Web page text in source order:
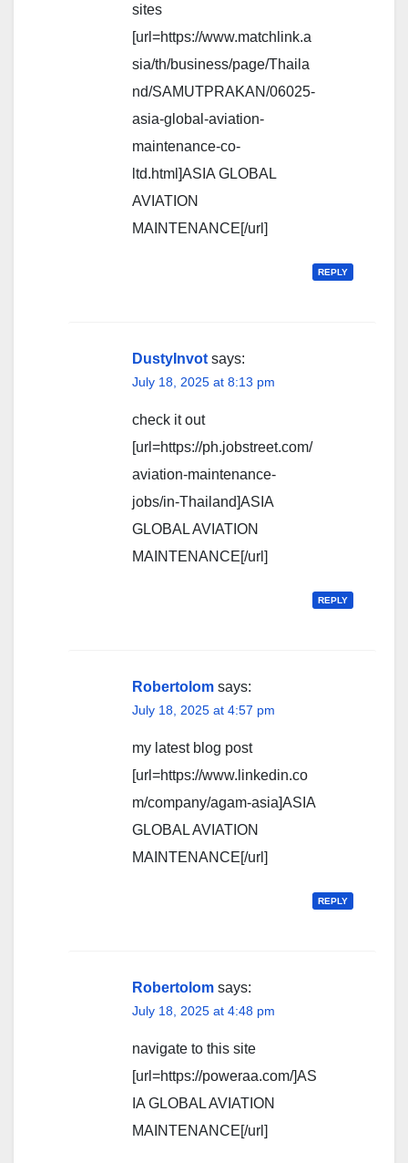
sites
[url=https://www.matchlink.a
sia/th/business/page/Thaila
nd/SAMUTPRAKAN/06025-
asia-global-aviation-
maintenance-co-
ltd.html]ASIA GLOBAL
AVIATION
MAINTENANCE[/url]
REPLY
DustyInvot says:
July 18, 2025 at 8:13 pm
check it out
[url=https://ph.jobstreet.com/
aviation-maintenance-
jobs/in-Thailand]ASIA
GLOBAL AVIATION
MAINTENANCE[/url]
REPLY
Robertolom says:
July 18, 2025 at 4:57 pm
my latest blog post
[url=https://www.linkedin.co
m/company/agam-asia]ASIA
GLOBAL AVIATION
MAINTENANCE[/url]
REPLY
Robertolom says:
July 18, 2025 at 4:48 pm
navigate to this site
[url=https://poweraa.com/]AS
IA GLOBAL AVIATION
MAINTENANCE[/url]